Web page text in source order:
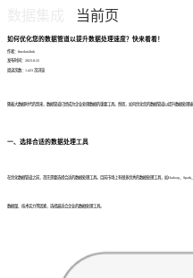
当前页
如何优化您的数据管道以提升数据处理速度？快来看看！
作者：finedatalink
发布时间：2023.8.22
阅读次数：1,423 次浏览
随着大数据时代的到来，数据管道已经成为企业处理数据的重要工具。然而，如何优化您的数据管道以提升数据处理速
一、选择合适的数据处理工具
在优化数据管道之前，首先需要选择合适的数据处理工具。目前市场上有很多优秀的数据处理工具，如Hadoop、
数据量、技术实力等因素，选择最适合企业的数据处理工具。